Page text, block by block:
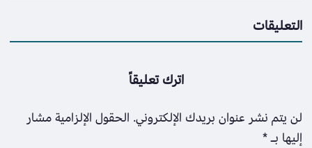
التعليقات
اترك تعليقاً
لن يتم نشر عنوان بريدك الإلكتروني. الحقول الإلزامية مشار
إليها بـ*